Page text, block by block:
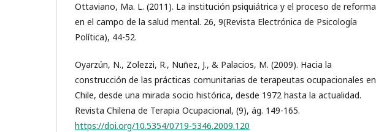
Ottaviano, Ma. L. (2011). La institución psiquiátrica y el proceso de reforma
en el campo de la salud mental. 26, 9(Revista Electrónica de Psicología
Política), 44-52.
Oyarzún, N., Zolezzi, R., Nuñez, J., & Palacios, M. (2009). Hacia la
construcción de las prácticas comunitarias de terapeutas ocupacionales en
Chile, desde una mirada socio histórica, desde 1972 hasta la actualidad.
Revista Chilena de Terapia Ocupacional, (9), ág. 149-165.
https://doi.org/10.5354/0719-5346.2009.120